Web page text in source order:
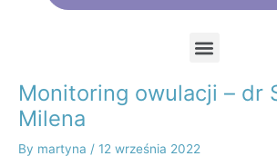
Monitoring owulacji – dr
Milena
By martyna / 12 września 2022
Post
navigation